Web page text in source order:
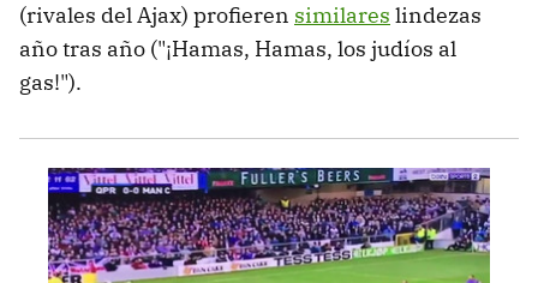
(rivales del Ajax) profieren similares lindezas
año tras año ("¡Hamas, Hamas, los judíos al
gas!").